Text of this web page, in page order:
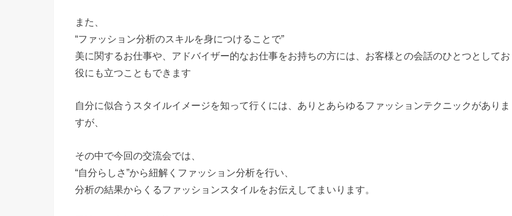
また、
“ファッション分析のスキルを身につけることで”
美に関するお仕事や、アドバイザー的なお仕事をお持ちの方には、お客様との会話のひとつとしてお
役にも立つこともできます
自分に似合うスタイルイメージを知って行くには、ありとあらゆるファッションテクニックがありま
すが、
その中で今回の交流会では、
“自分らしさ”から紐解くファッション分析を行い、
分析の結果からくるファッションスタイルをお伝えしてまいります。